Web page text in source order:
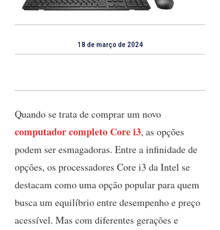
18 de março de 2024
Quando se trata de comprar um novo
computador completo Core i3, as opções
podem ser esmagadoras. Entre a infinidade de
opções, os processadores Core i3 da Intel se
destacam como uma opção popular para quem
busca um equilíbrio entre desempenho e preço
acessível. Mas com diferentes gerações e